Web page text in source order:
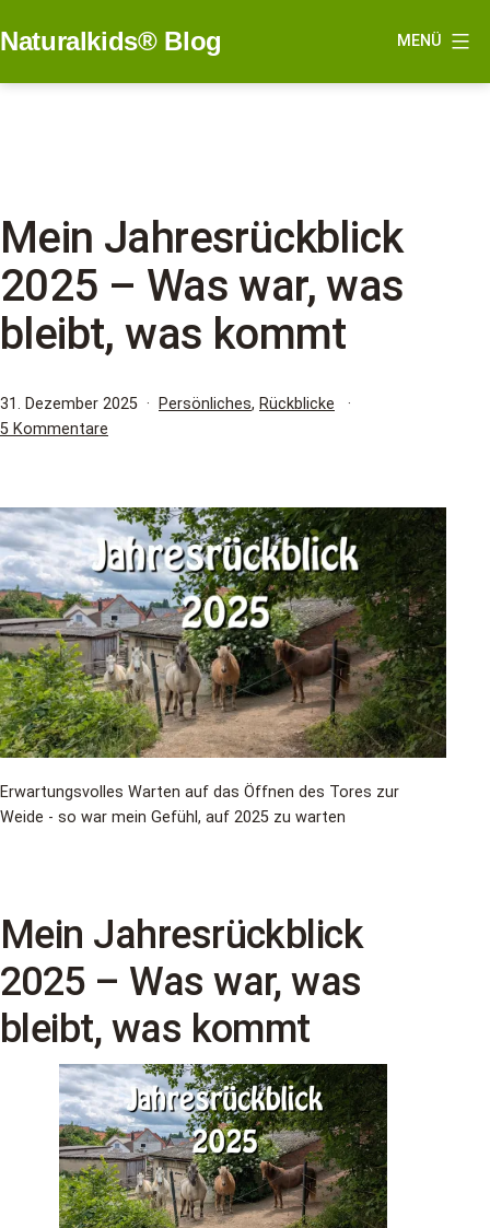
Inhalt
Naturalkids® Blog MENÜ
Mein Jahresrückblick
2025 – Was war, was
bleibt, was kommt
Veröffentlicht
am
31. Dezember 2025
Kategorisiert
Persönliches, Rückblicke
5 Kommentare
2025
–
Was
war,
was
bleibt,
was
kommt
Erwartungsvolles Warten auf das Öffnen des Tores zur
Weide - so war mein Gefühl, auf 2025 zu warten
Mein Jahresrückblick
2025 – Was war, was
bleibt, was kommt